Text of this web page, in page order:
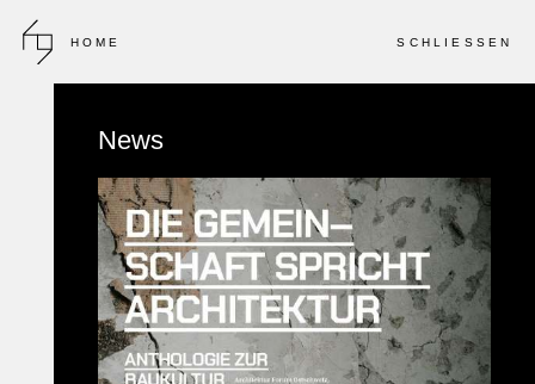
HOME SCHLIESSEN
News
Campus Polyfeld